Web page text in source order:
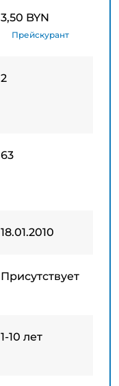
3,50 BYN
Прейскурант
2
63
18.01.2010
Присутствует
1-10 лет